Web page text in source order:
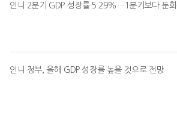
인니 2분기 GDP 성장률 5.29%…1분기보다 둔화
인니 정부, 올해 GDP 성장률 높을 것으로 전망